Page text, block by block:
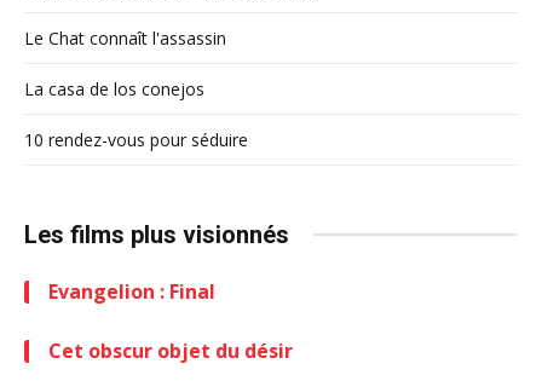
Le Chat connaît l'assassin
La casa de los conejos
10 rendez-vous pour séduire
Les films plus visionnés
Evangelion : Final
Cet obscur objet du désir